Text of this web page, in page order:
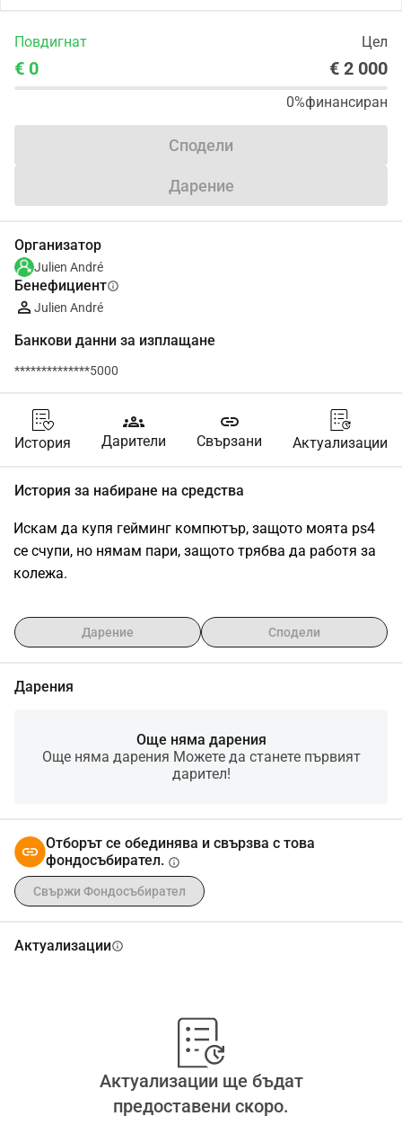
Повдигнат Цел
€ 0 € 2 000
0%финансиран
Сподели
Дарение
Организатор
Julien André
Бенефициентinfo
Julien André
Банкови данни за изплащане
**************5000
История
groups
Дарители
link
Свързани Актуализации
История за набиране на средства
Искам да купя гейминг компютър, защото моята ps4
се счупи, но нямам пари, защото трябва да работя за
колежа.
Дарение Сподели
Дарения
Още няма дарения
Още няма дарения Можете да станете първият
дарител!
Отборът се обединява и свързва с това
фондосъбирател. info
Свържи Фондосъбирател
Актуализацииinfo
Актуализации ще бъдат
предоставени скоро.